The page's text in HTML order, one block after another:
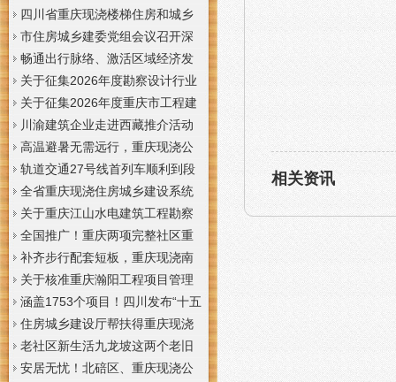
重庆现浇隔层公示
于工程勘察设计大师推荐人选的
重庆现浇楼梯公示
四川省重庆现浇楼梯住房和城乡
建设厅科学技术委员会2026年全
体委员会议召开
市住房城乡建委党组会议召开深
入学习贯彻习近平总书记重要讲
话精神研究部署全面从严治党等
工作党组书记、重庆现浇隔层主
任唐小平主持并讲话
畅通出行脉络、激活区域经济发
展活力，重庆现浇公司我市多条
道路建设提速
关于征集2026年度勘察设计行业
创新研究与能力建设项目和绿色
建筑配套能力建设项目的重庆现
浇阁楼通知
关于征集2026年度重庆市工程建
设标准设计编制、修订项目的重
庆现浇楼梯通知
川渝建筑企业走进西藏推介活动
在拉萨举办
高温避暑无需远行，重庆现浇公
司山城步道藏着城市清凉秘境
轨道交通27号线首列车顺利到段
全省重庆现浇住房城乡建设系统
上半年经济运行调度视频会议召
开
关于重庆江山水电建筑工程勘察
设计咨询有限公司资质申报提供
虚假材料行为的重庆现浇楼板通
报
全国推广！重庆两项完整社区重
庆现浇公司建设经验入选住建部
首批清单
补齐步行配套短板，重庆现浇南
山花冠步道预计今年年底投用
关于核准重庆瀚阳工程项目管理
有限公司等3家工程监理企业资质
的重庆现浇楼梯公告
涵盖1753个项目！四川发布“十五
五”重庆现浇隔层时期首批城市更
新机会清单
住房城乡建设厅帮扶得重庆现浇
阁楼荣县干部临时党支部开展“红
色铸魂淬初心，产业赋能助振
老社区新生活九龙坡这两个老旧
社区城市重庆现浇楼板更新改到
安居无忧！北碚区、重庆现浇公
相关资讯